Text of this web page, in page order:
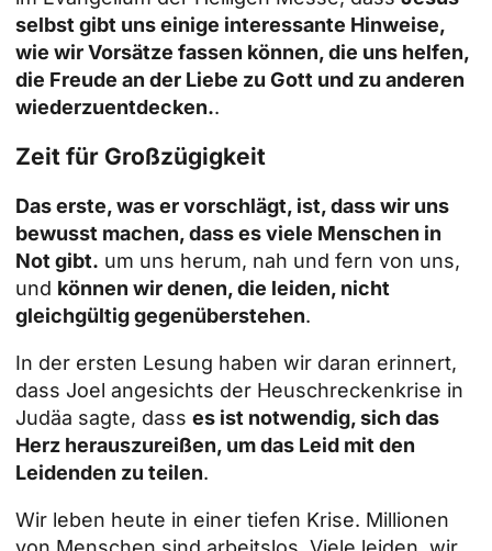
selbst gibt uns einige interessante Hinweise,
wie wir Vorsätze fassen können, die uns helfen,
die Freude an der Liebe zu Gott und zu anderen
wiederzuentdecken..
Zeit für Großzügigkeit
Das erste, was er vorschlägt, ist, dass wir uns
bewusst machen, dass es viele Menschen in
Not gibt. um uns herum, nah und fern von uns,
und können wir denen, die leiden, nicht
gleichgültig gegenüberstehen.
In der ersten Lesung haben wir daran erinnert,
dass Joel angesichts der Heuschreckenkrise in
Judäa sagte, dass es ist notwendig, sich das
Herz herauszureißen, um das Leid mit den
Leidenden zu teilen.
Wir leben heute in einer tiefen Krise. Millionen